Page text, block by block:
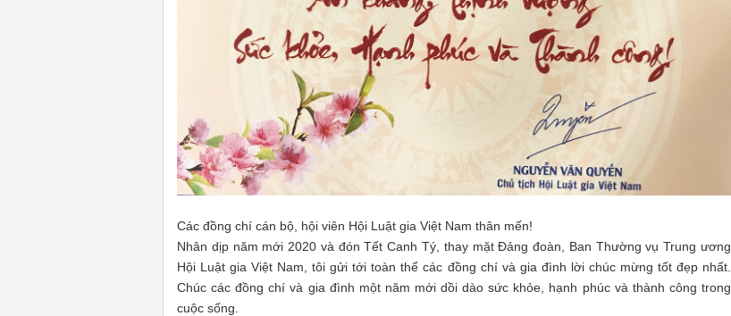
Các đồng chí cán bộ, hội viên Hội Luật gia Việt Nam thân mến!
Nhân dịp năm mới 2020 và đón Tết Canh Tý, thay mặt Đảng đoàn, Ban Thường vụ Trung ương
Hội Luật gia Việt Nam, tôi gửi tới toàn thể các đồng chí và gia đình lời chúc mừng tốt đẹp nhất.
Chúc các đồng chí và gia đình một năm mới dồi dào sức khỏe, hạnh phúc và thành công trong
cuộc sống.